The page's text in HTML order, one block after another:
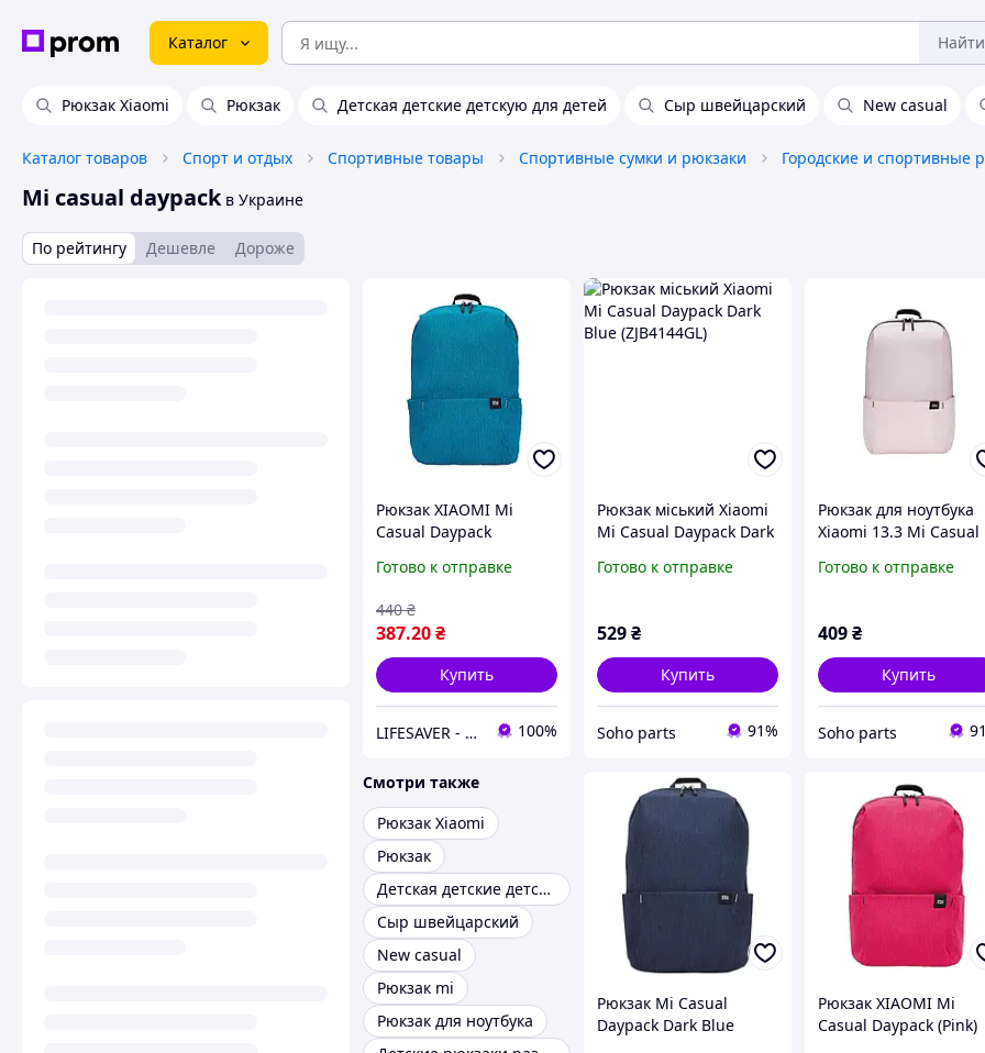
Каталог Найти
Рюкзак Xiaomi Рюкзак Детская детские детскую для детей Сыр швейцарский New casual
Каталог товаров Спорт и отдых Спортивные товары Спортивные сумки и рюкзаки Городские и спортивные
Mi casual daypackв Украине
По рейтингу Дешевле Дороже
Рюкзак XIAOMI Mi
Casual Daypack
Готово к отправке
387.20₴
440 ₴
Купить
LIFESAVER - ЛайфСейвер 100%
Рюкзак міський Xiaomi
Mi Casual Daypack Dark
Готово к отправке
529₴
Купить
Soho parts 91%
Рюкзак для ноутбука
Xiaomi 13.3 Mi Casual
Готово к отправке
409₴
Купить
Soho parts
Смотри также
Рюкзак Xiaomi
Рюкзак
Детская детские детскую для детей
Сыр швейцарский
New casual
Рюкзак mi
Рюкзак для ноутбука
Рюкзак Mi Casual
Daypack Dark Blue
Рюкзак XIAOMI Mi
Casual Daypack (Pink)